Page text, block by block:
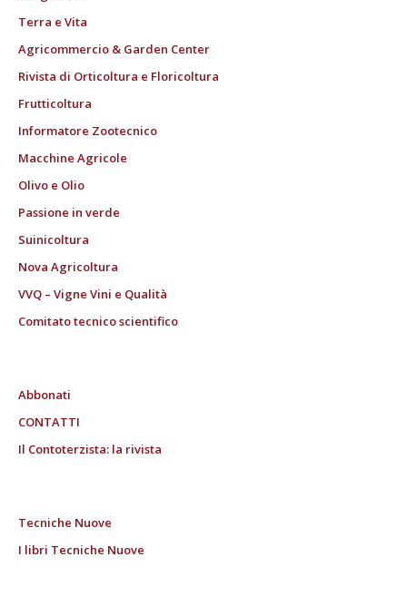
Terra e Vita
Agricommercio & Garden Center
Rivista di Orticoltura e Floricoltura
Frutticoltura
Informatore Zootecnico
Macchine Agricole
Olivo e Olio
Passione in verde
Suinicoltura
Nova Agricoltura
VVQ – Vigne Vini e Qualità
Comitato tecnico scientifico
Abbonati
CONTATTI
Il Contoterzista: la rivista
Tecniche Nuove
I libri Tecniche Nuove